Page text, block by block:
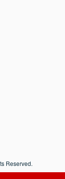
Reserved.